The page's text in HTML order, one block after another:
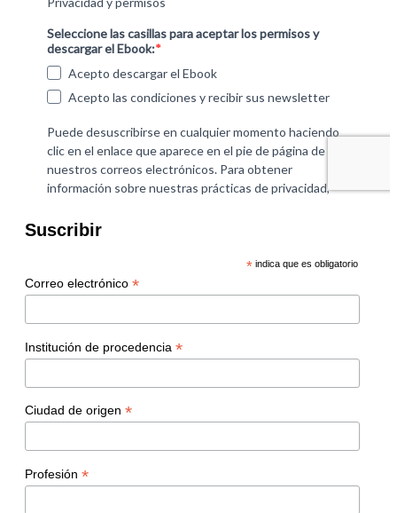
Suscribir
* indica que es obligatorio
Correo electrónico *
Institución de procedencia *
Ciudad de origen *
Profesión *